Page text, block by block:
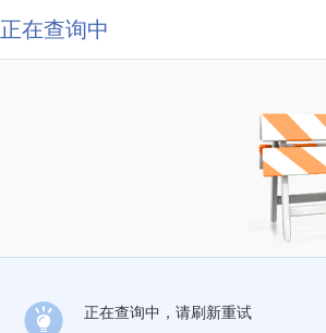
正在查询中
正在查询中，请刷新重试